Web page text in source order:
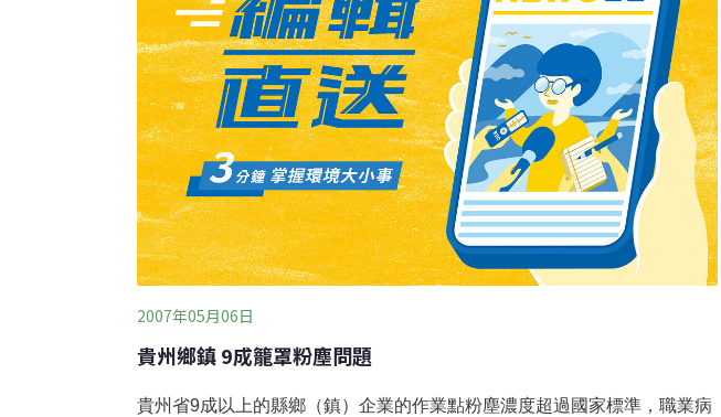
工影響的民眾和環保團體。包括華聲里、新仁里、吉祥里等住在巨蛋預定
地週遭的里民出席
2007年05月06日
貴州鄉鎮 9成籠罩粉塵問題
貴州省9成以上的縣鄉（鎮）企業的作業點粉塵濃度超過國家標準，職業病